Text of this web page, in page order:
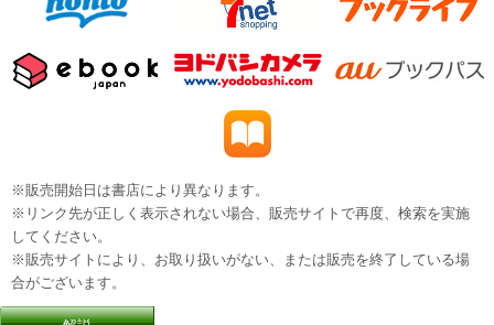
※販売開始日は書店により異なります。
※リンク先が正しく表示されない場合、販売サイトで再度、検索を実施
してください。
※販売サイトにより、お取り扱いがない、または販売を終了している場
合がございます。